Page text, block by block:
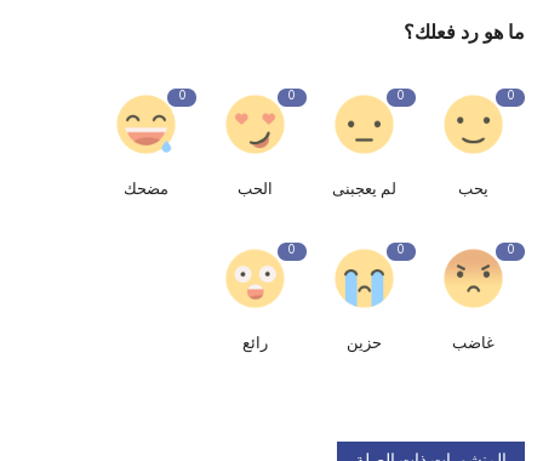
ما هو رد فعلك؟
0
يحب
0
لم يعجبنى
0
الحب
0
مضحك
0
غاضب
0
حزين
0
رائع